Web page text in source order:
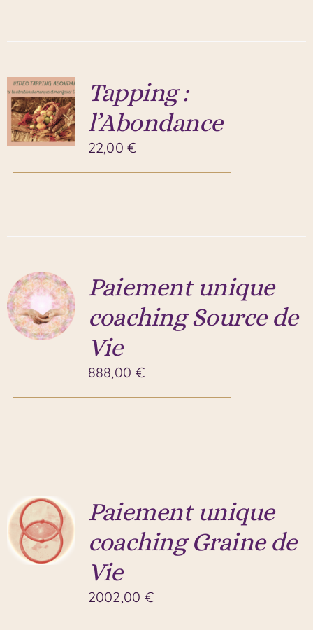
Tapping :
l’Abondance
22,00€
Paiement unique
coaching Source de
Vie
888,00 €
Paiement unique
coaching Graine de
Vie
2002,00 €